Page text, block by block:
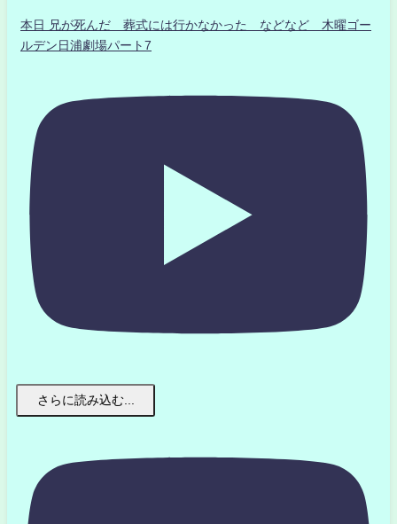
本日 兄が死んだ 葬式には行かなかった などなど 木曜ゴー
ルデン日浦劇場パート7
さらに読み込む...